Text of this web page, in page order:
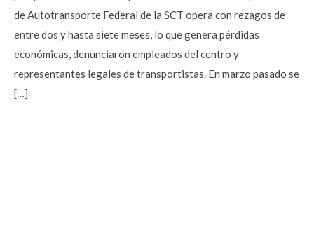
de Autotransporte Federal de la SCT opera con rezagos de
entre dos y hasta siete meses, lo que genera pérdidas
económicas, denunciaron empleados del centro y
representantes legales de transportistas. En marzo pasado se
[…]